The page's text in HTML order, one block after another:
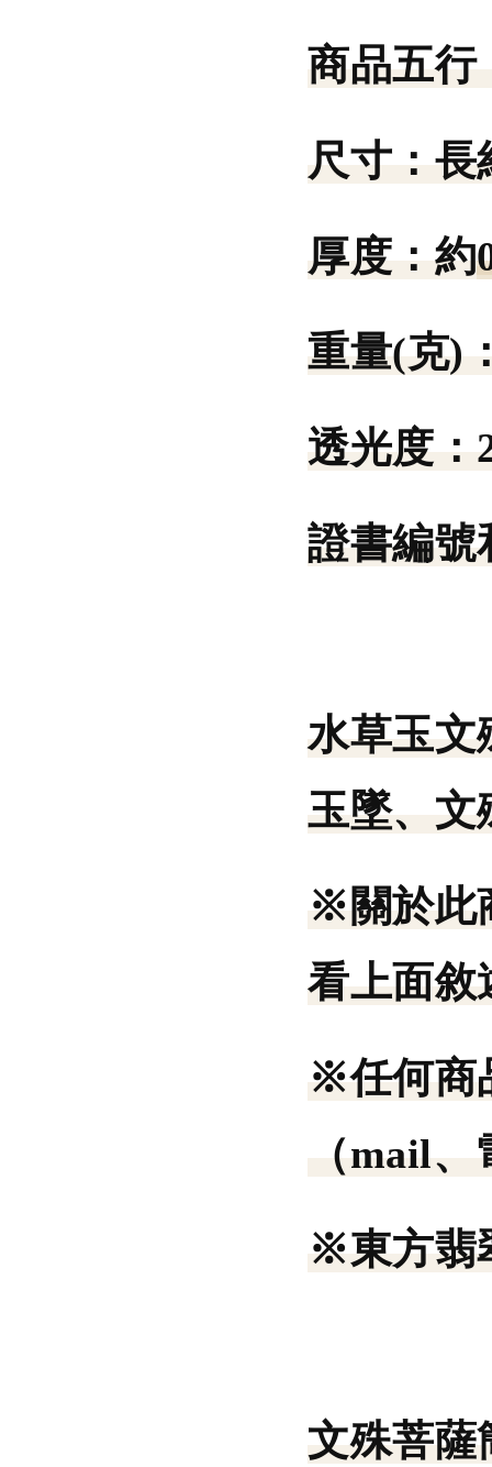
商品五行
尺寸： 長
厚度： 約
重量(克)
透光度：
證書編號
水草玉文
玉墜、文
※關於此
看上面敘
※任何商
（mail
※東方翡
文殊菩薩